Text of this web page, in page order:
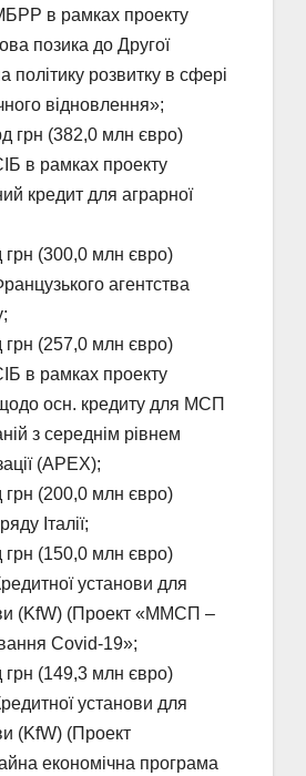
в рамках проекту
позика до Другої
політику розвитку в сфері
відновлення»;
грн (382,0 млн євро)
в рамках проекту
кредит для аграрної
грн (300,0 млн євро)
агентства
грн (257,0 млн євро)
в рамках проекту
осн. кредиту для МСП
з середнім рівнем
(APEX);
грн (200,0 млн євро)
Італії;
грн (150,0 млн євро)
установи для
(KfW) (Проект «ММСП –
Covid-19»;
грн (149,3 млн євро)
установи для
(KfW) (Проект
економічна програма